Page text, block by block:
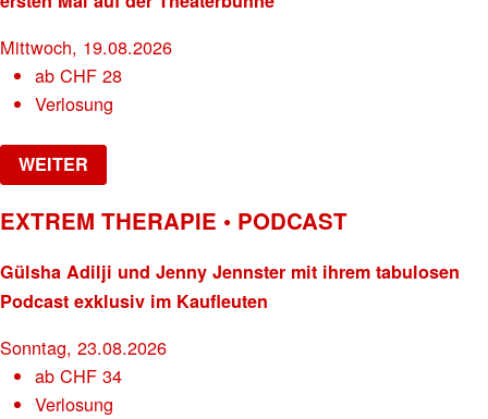
Mittwoch, 19.08.2026
abCHF 28
Verlosung
WEITER
EXTREM THERAPIE • PODCAST
Gülsha Adilji und Jenny Jennster mit ihrem tabulosen
Podcast exklusiv im Kaufleuten
Sonntag, 23.08.2026
abCHF 34
Verlosung